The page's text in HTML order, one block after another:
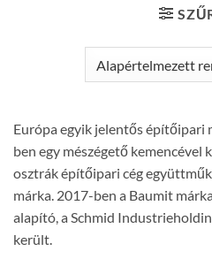
Európa egyik jelentős
ben egy mészégető
osztrák építőipari cég
márka. 2017-ben a Baumit
alapító, a Schmid
került.